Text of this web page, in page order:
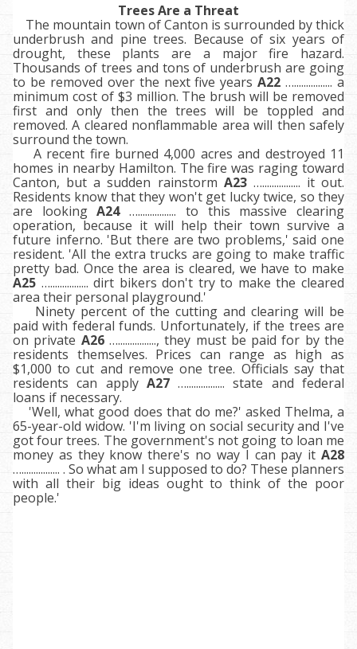
Trees Are a Threat
The mountain town of Canton is surrounded by thick
underbrush and pine trees. Because of six years of
drought, these plants are a major fire hazard.
Thousands of trees and tons of underbrush are going
to be removed over the next five yearsA22…................ a
minimum cost of $3 million. The brush will be removed
first and only then the trees will be toppled and
removed. A cleared nonflammable area will then safely
surround the town.
A recent fire burned 4,000 acres and destroyed 11
homes in nearby Hamilton. The fire was raging toward
Canton, but a sudden rainstorm A23…................ it out.
Residents know that they won't get lucky twice, so they
are lookingA24…................ to this massive clearing
operation, because it will help their town survive a
future inferno. 'But there are two problems,' said one
resident. 'All the extra trucks are going to make traffic
pretty bad. Once the area is cleared, we have to make
A25 …................ dirt bikers don't try to make the cleared
area their personal playground.'
Ninety percent of the cutting and clearing will be
paid with federal funds. Unfortunately, if the trees are
on private A26…................, they must be paid for by the
residents themselves. Prices can range as high as
$1,000 to cut and remove one tree. Officials say that
residents can apply A27…................ state and federal
loans if necessary.
'Well, what good does that do me?' asked Thelma, a
65-year-old widow. 'I'm living on social security and I've
got four trees. The government's not going to loan me
money as they know there's no way I can pay it A28
…................ . So what am I supposed to do? These planners
with all their big ideas ought to think of the poor
people.'